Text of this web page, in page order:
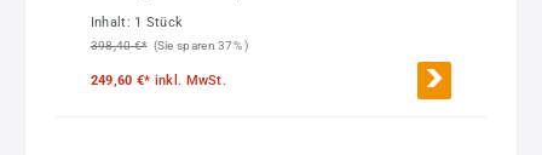
Inhalt: 1 Stück
398,40 €* (Sie sparen 37% )
249,60 €* inkl. MwSt.